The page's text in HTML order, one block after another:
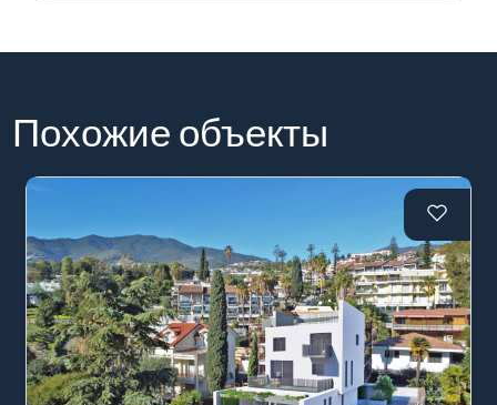
Похожие объекты